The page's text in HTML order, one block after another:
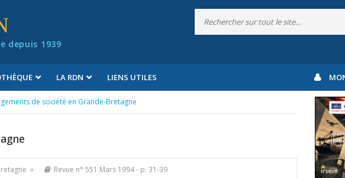
depuis 1939
LA RDN LIENS UTILES
de société en Grande-Bretagne
» Revue n° 551 Mars 1994- p. 31-39